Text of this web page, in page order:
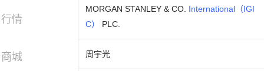
行情
商城
MORGAN STANLEY & CO. International（IGI
C）
PLC.
周宇光